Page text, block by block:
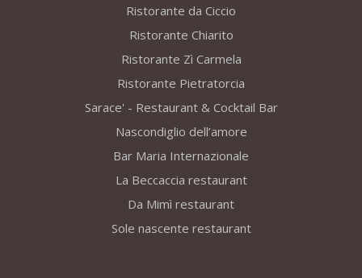
Ristorante da Ciccio
Ristorante Chiarito
Ristorante Zì Carmela
Ristorante Pietratorcia
Sarace' - Restaurant & Cocktail Bar
Nascondiglio dell’amore
Bar Maria Internazionale
La Beccaccia restaurant
Da Mimì restaurant
Sole nascente restaurant